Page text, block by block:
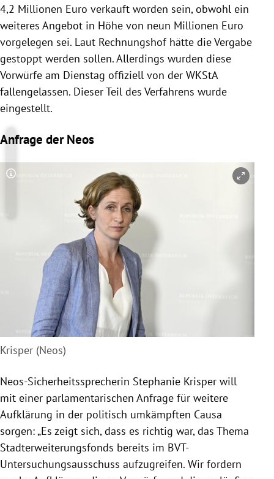
4,2 Millionen Euro verkauft worden sein, obwohl ein
weiteres Angebot in Höhe von neun Millionen Euro
vorgelegen sei. Laut Rechnungshof hätte die Vergabe
gestoppt werden sollen. Allerdings wurden diese
Vorwürfe am Dienstag offiziell von der WKStA
fallengelassen. Dieser Teil des Verfahrens wurde
eingestellt.
Anfrage der Neos
Copyright-Hinweis öffnen/schließen
Krisper (Neos)
Neos-Sicherheitssprecherin Stephanie Krisper will
mit einer parlamentarischen Anfrage für weitere
Aufklärung in der politisch umkämpften Causa
sorgen: „Es zeigt sich, dass es richtig war, das Thema
Stadterweiterungsfonds bereits im BVT-
Untersuchungsausschuss aufzugreifen. Wir fordern